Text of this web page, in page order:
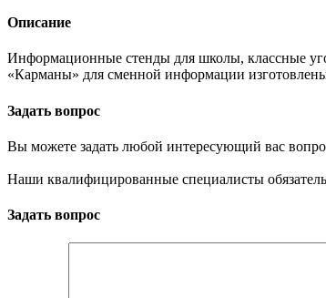
Описание
Информационные стенды для школы, классные
«Карманы» для сменной информации
Задать вопрос
Вы можете задать любой интересующий вас
Наши квалифицированные специалисты
Задать вопрос